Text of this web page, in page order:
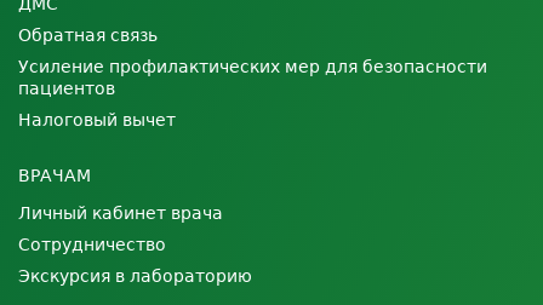
Обратная связь
Усиление профилактических мер для безопасности
пациентов
Налоговый вычет
ВРАЧАМ
Личный кабинет врача
Сотрудничество
Экскурсия в лабораторию